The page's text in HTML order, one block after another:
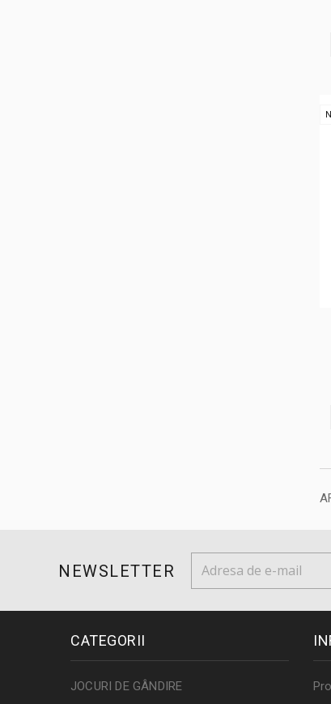
NEWSLETTER
CATEGORII
JOCURI DE GÂNDIRE